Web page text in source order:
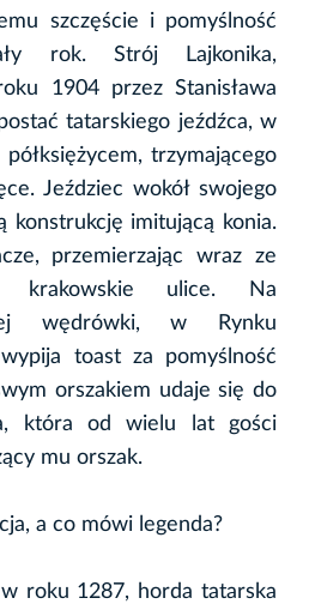
szczęście i pomyślność
rok. Strój Lajkonika,
1904 przez Stanisława
tatarskiego jeźdźca, w
trzymającego
Jeździec wokół swojego
konstrukcję imitującą konia.
przemierzając wraz ze
krakowskie ulice. Na
wędrówki, w Rynku
toast za pomyślność
orszakiem udaje się do
która od wielu lat gości
mu orszak.
a co mówi legenda?
roku 1287, horda tatarska